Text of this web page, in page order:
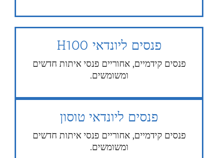
פנסים ליונדאי H100
פנסים קידמיים, אחוריים פנסי איתות חדשים
ומשומשים.
פנסים ליונדאי טוסון
פנסים קידמיים, אחוריים פנסי איתות חדשים
ומשומשים.